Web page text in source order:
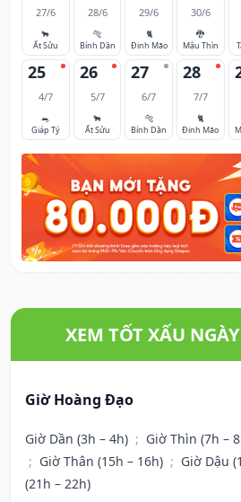
27/6
🐂
Ất Sửu
28/6
🐅
Bính Dần
29/6
🐈
Đinh Mão
30/6
🐉
Mậu Thìn
25
4/7
🐀
Giáp Tý
26
5/7
🐂
Ất Sửu
27
6/7
🐅
Bính Dần
28
7/7
🐈
Đinh Mão
XEM TỐT XẤU
Giờ Hoàng Đạo
Giờ Dần (3h – 4h) ; Giờ Thìn (7h –
; Giờ Thân (15h – 16h) ; Giờ Dậu
(21h – 22h)